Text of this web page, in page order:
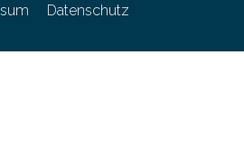
Datenschutz